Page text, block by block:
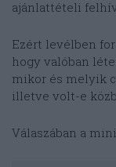
ajánlattételi
Ezért levélben
hogy valóban
mikor és melyik
illetve volt-e
Válaszában a